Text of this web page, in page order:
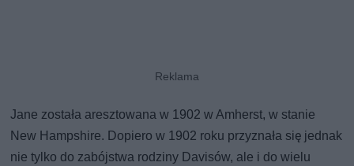
Jane została aresztowana w 1902 w Amherst, w stanie
New Hampshire. Dopiero w 1902 roku przyznała się jednak
nie tylko do zabójstwa rodziny Davisów, ale i do wielu